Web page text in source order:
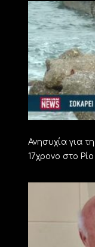
Ανησυχία για
17χρονο στο Ρίο